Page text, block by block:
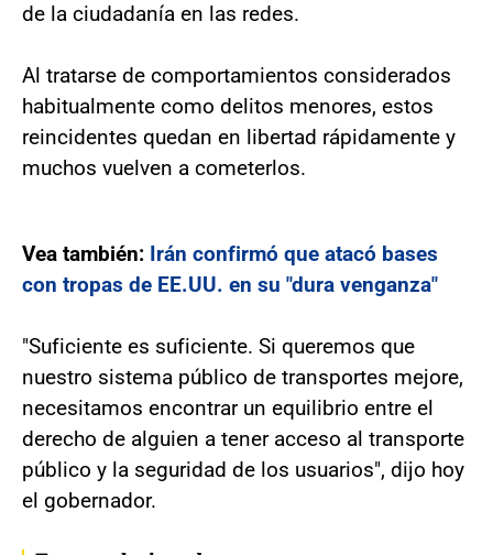
de la ciudadanía en las redes.
Al tratarse de comportamientos considerados
habitualmente como delitos menores, estos
reincidentes quedan en libertad rápidamente y
muchos vuelven a cometerlos.
Vea también: Irán confirmó que atacó bases
con tropas de EE.UU. en su "dura venganza"
"Suficiente es suficiente. Si queremos que
nuestro sistema público de transportes mejore,
necesitamos encontrar un equilibrio entre el
derecho de alguien a tener acceso al transporte
público y la seguridad de los usuarios", dijo hoy
el gobernador.